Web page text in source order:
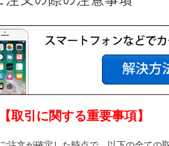
【取引に関する重要事項】